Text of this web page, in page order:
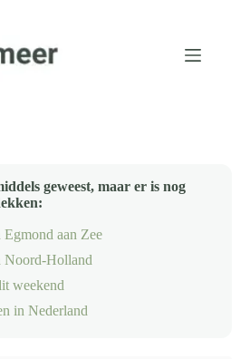
geweest, maar er is nog
aan Zee
Noord-Holland
weekend
in Nederland